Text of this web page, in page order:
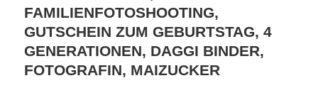
FAMILIENFOTOSHOOTING,
GUTSCHEIN ZUM GEBURTSTAG, 4
GENERATIONEN, DAGGI BINDER,
FOTOGRAFIN, MAIZUCKER